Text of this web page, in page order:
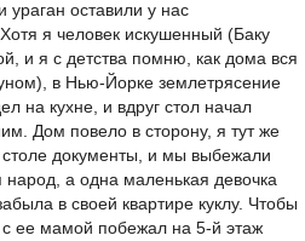
ураган оставили у нас
я человек искушенный (Баку
и я с детства помню, как дома вся
в Нью-Йорке землетрясение
на кухне, и вдруг стол начал
Дом повело в сторону, я тут же
столе документы, и мы выбежали
а одна маленькая девочка
в своей квартире куклу. Чтобы
с ее мамой побежал на 5-й этаж